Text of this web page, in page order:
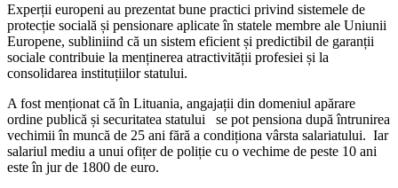
Experții europeni au prezentat bune practici privind sistemele de
protecție socială și pensionare aplicate în statele membre ale Uniunii
Europene, subliniind că un sistem eficient și predictibil de garanții
sociale contribuie la menținerea atractivității profesiei și la
consolidarea instituțiilor statului.
A fost menționat că în Lituania, angajații din domeniul apărare
ordine publică și securitatea statului se pot pensiona după întrunirea
vechimii în muncă de 25 ani fără a condiționa vârsta salariatului. Iar
salariul mediu a unui ofițer de poliție cu o vechime de peste 10 ani
este în jur de 1800 de euro.